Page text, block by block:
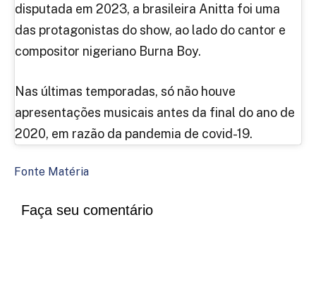
disputada em 2023, a brasileira Anitta foi uma
das protagonistas do show, ao lado do cantor e
compositor nigeriano Burna Boy.
Nas últimas temporadas, só não houve
apresentações musicais antes da final do ano de
2020, em razão da pandemia de covid-19.
Fonte Matéria
Faça seu comentário